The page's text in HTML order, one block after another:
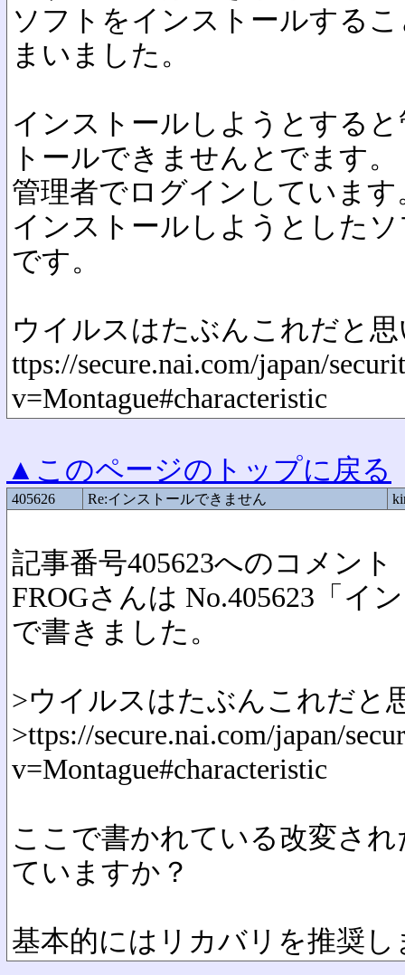
ソフトをインストールする
まいました。
インストールしようとする
トールできませんとでます。
管理者でログインしています
インストールしようとしたソ
です。
ウイルスはたぶんこれだと
ttps://secure.nai.com/japan/
v=Montague#characteristic
▲このページのトップに戻る
405626 Re:インストールできません
記事番号405623へのコメント
FROGさんは No.405623「イ
で書きました。
>ウイルスはたぶんこれだと
>ttps://secure.nai.com/japan/
v=Montague#characteristic
ここで書かれている改変さ
ていますか？
基本的にはリカバリを推奨し